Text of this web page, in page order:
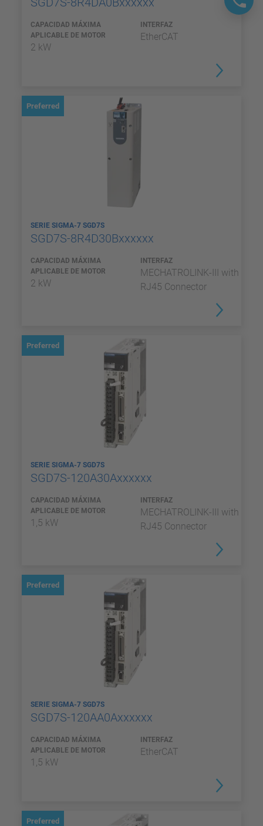
CAPACIDAD MÁXIMA
APLICABLE DE MOTOR
2 kW
INTERFAZ
EtherCAT
Preferred
SERIE SIGMA-7 SGD7S
SGD7S-8R4D30Bxxxxxx
CAPACIDAD MÁXIMA
APLICABLE DE MOTOR
2 kW
INTERFAZ
MECHATROLINK-III with
RJ45 Connector
Preferred
SERIE SIGMA-7 SGD7S
SGD7S-120A30Axxxxxx
CAPACIDAD MÁXIMA
APLICABLE DE MOTOR
1,5 kW
INTERFAZ
MECHATROLINK-III with
RJ45 Connector
Preferred
SERIE SIGMA-7 SGD7S
SGD7S-120AA0Axxxxxx
CAPACIDAD MÁXIMA
APLICABLE DE MOTOR
1,5 kW
INTERFAZ
EtherCAT
Preferred